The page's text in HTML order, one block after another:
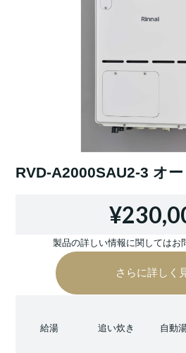
RVD-A2000SAU2-3 オ
製品の詳しい情報に関してはお
さらに詳しく
給湯 追い炊き 自動